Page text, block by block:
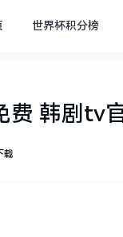
世界杯积分榜
费 韩剧tv
载